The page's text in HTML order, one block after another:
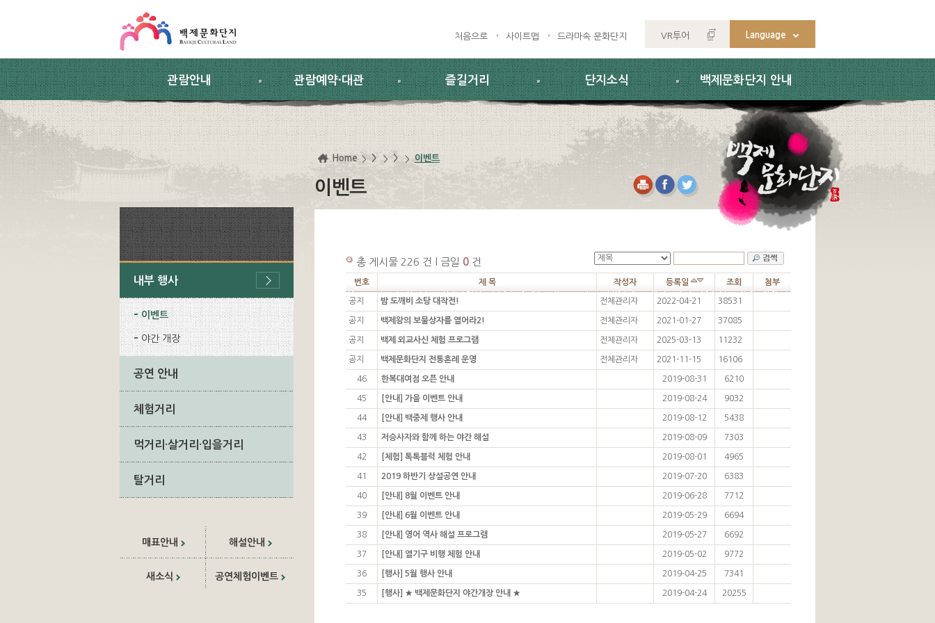
처음으로 사이트맵 드라마속 문화단지 VR투어 Language
관람안내 관람예약·대관 즐길거리 단지소식 백제문화단지 안내
내부 행사
이벤트
야간 개장
공연 안내
체험거리
먹거리·살거리·입을거리
탈거리
매표안내 해설안내
새소식 공연체험이벤트
Home > > 이벤트
이벤트
총 게시물 226 건 l 금일 0 건
번호 제 목 작성자 등록일 조회 첨부
공지 밤 도깨비 소탕 대작전! 전체관리자 2022-04-21 38531
공지 백제왕의 보물상자를 열어라2! 전체관리자 2021-01-27 37085
공지 백제 외교사신 체험 프로그램 전체관리자 2025-03-13 11232
공지 백제문화단지 전통혼례 운영 전체관리자 2021-11-15 16106
46 한복대여점 오픈 안내 2019-08-31 6210
45 [안내] 가을 이벤트 안내 2019-08-24 9032
44 [안내] 백중제 행사 안내 2019-08-12 5438
43 저승사자와 함께 하는 야간 해설 2019-08-09 7303
42 [체험] 톡톡블럭 체험 안내 2019-08-01 4965
41 2019 하반기 상설공연 안내 2019-07-20 6383
40 [안내] 8월 이벤트 안내 2019-06-28 7712
39 [안내] 6월 이벤트 안내 2019-05-29 6694
38 [안내] 영어 역사 해설 프로그램 2019-05-27 6692
37 [안내] 열기구 비행 체험 안내 2019-05-02 9772
36 [행사] 5월 행사 안내 2019-04-25 7341
35 [행사] ★ 백제문화단지 야간개장 안내 ★ 2019-04-24 20255